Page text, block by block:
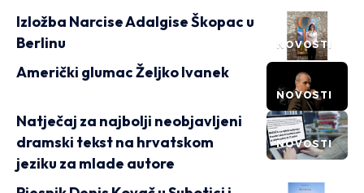
NOVOSTI
Izložba Narcise Adalgise Škopac u
Berlinu
NOVOSTI
Američki glumac Željko Ivanek
NOVOSTI
Natječaj za najbolji neobjavljeni
dramski tekst na hrvatskom
jeziku za mlade autore